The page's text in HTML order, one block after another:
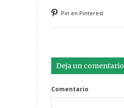
Pin en Pinterest
Deja un comentario
Comentario